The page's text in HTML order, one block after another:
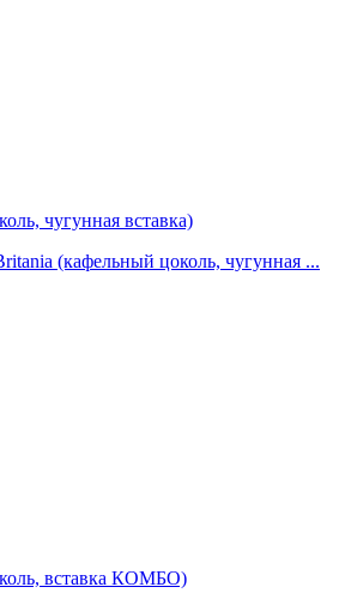
чугунная вставка)
(кафельный цоколь, чугунная ...
вставка КОМБО)